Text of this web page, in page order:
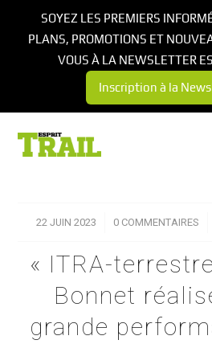
22 JUIN 2023
/ 0 COMMENTAIRES
/
« ITRA-
Bonnet
grande
SOYEZ LES PREMIERS
PLANS, PROMOTIONS ET
VOUS À LA NEWSLETTER
Inscription à la